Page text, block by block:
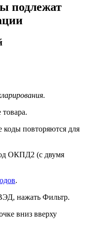
подлежат
.
коды повторяются для
ОКПД2 (с двумя
.
нажать Фильтр.
вниз вверху